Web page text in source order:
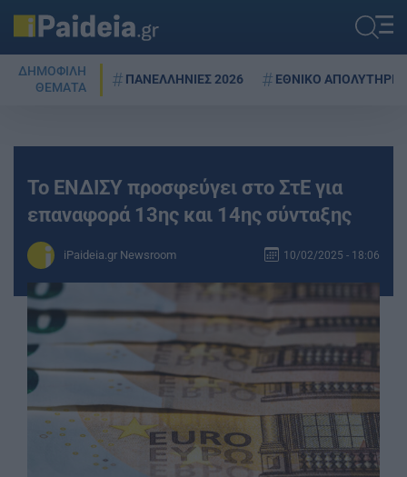
ΔΗΜΟΦΙΛΗ
ΘΕΜΑΤΑ
ΠΑΝΕΛΛΗΝΙΕΣ 2026 ΕΘΝΙΚΟ ΑΠΟΛΥΤΗΡΙΟ
Το ΕΝΔΙΣΥ προσφεύγει στο ΣτΕ για
επαναφορά 13ης και 14ης σύνταξης
iPaideia.gr Newsroom 10/02/2025 - 18:06